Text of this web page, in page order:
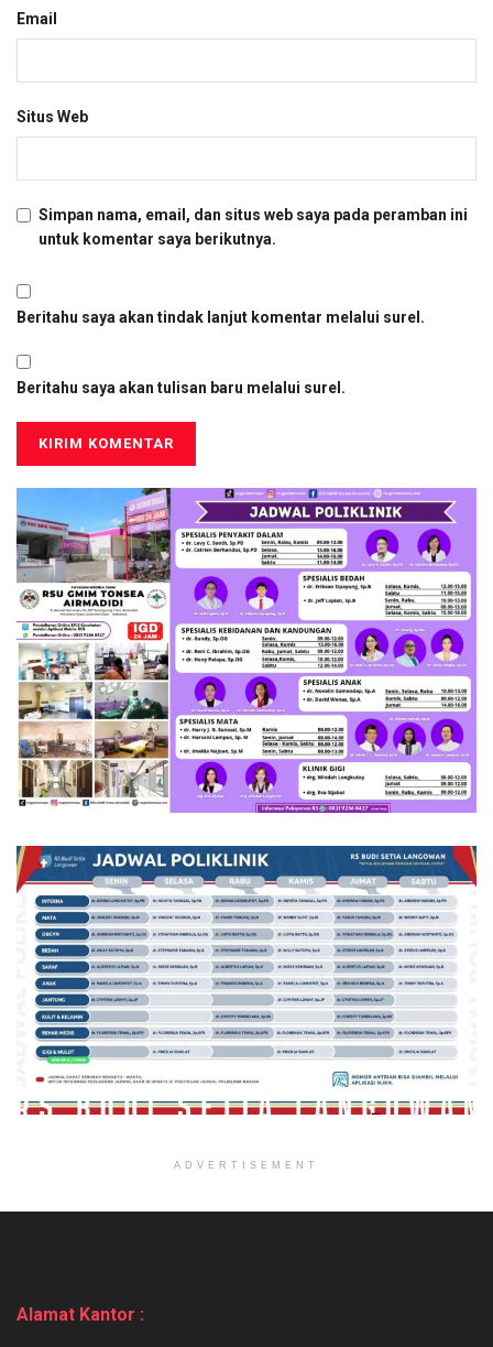
Email
Situs Web
Simpan nama, email, dan situs web saya pada peramban ini
untuk komentar saya berikutnya.
Beritahu saya akan tindak lanjut komentar melalui surel.
Beritahu saya akan tulisan baru melalui surel.
ADVERTISEMENT
Alamat Kantor :